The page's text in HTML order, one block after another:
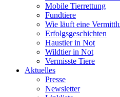
Mobile Tierrettung
Fundtiere
Wie läuft eine
Erfolgsgeschichten
Haustier in Not
Wildtier in Not
Vermisste Tiere
Aktuelles
Presse
Newsletter